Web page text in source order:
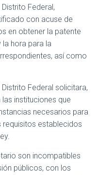
Federal,
con acuse de
en obtener la patente
la hora para la
así como
Federal solicitara,
instituciones que
necesarios para
establecidos
son incompatibles
públicos, con los